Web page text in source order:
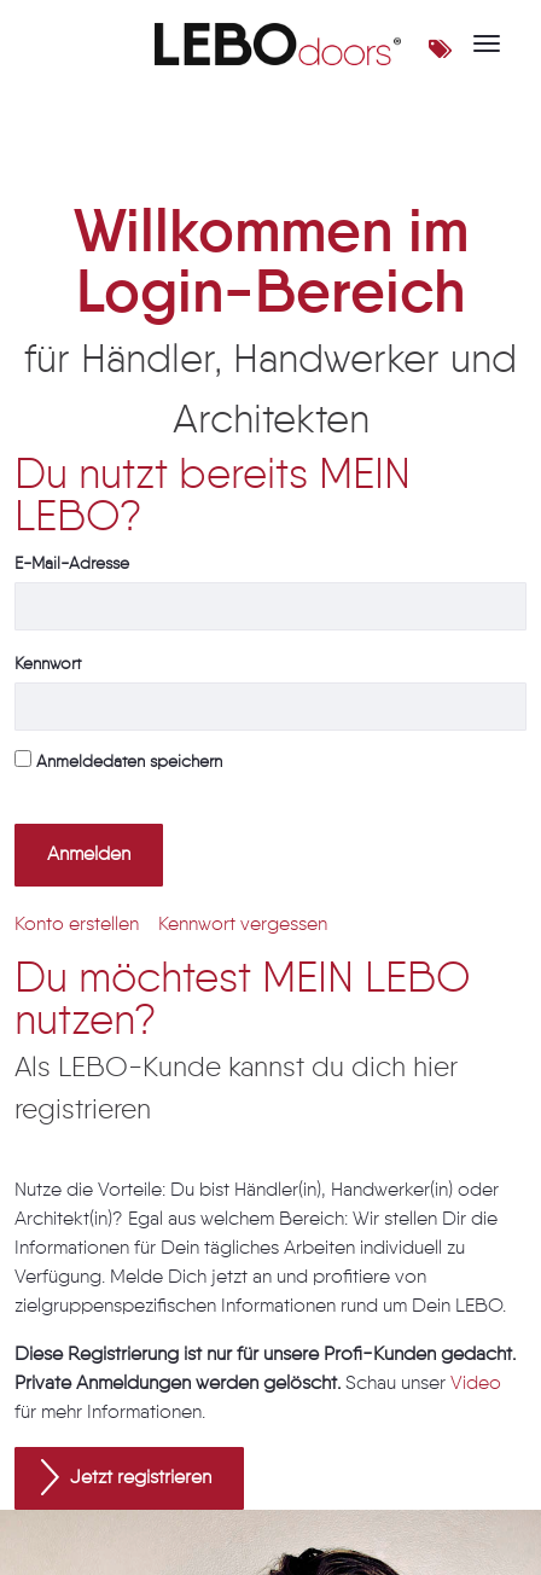
Toggle
Willkommen im
Login-Bereich
für Händler, Handwerker und
Architekten
Du nutzt bereits MEIN
LEBO?
E-Mail-Adresse
Kennwort
Anmeldedaten speichern
Anmelden
Konto erstellen Kennwort vergessen
Du möchtest MEIN LEBO
nutzen?
Als LEBO-Kunde kannst du dich hier
registrieren
Nutze die Vorteile: Du bist Händler(in), Handwerker(in) oder
Architekt(in)? Egal aus welchem Bereich: Wir stellen Dir die
Informationen für Dein tägliches Arbeiten individuell zu
Verfügung. Melde Dich jetzt an und profitiere von
zielgruppenspezifischen Informationen rund um Dein LEBO.
Diese Registrierung ist nur für unsere Profi-Kunden gedacht.
Private Anmeldungen werden gelöscht. Schau unser Video
für mehr Informationen.
Jetzt registrieren